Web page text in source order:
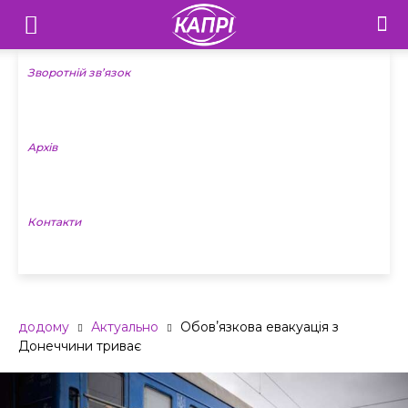
Телебачення
«Капрі»
Новини
Зворотній зв’язок
Архів
Контакти
додому Актуально
Обовʼязкова евакуація з
Донеччини триває